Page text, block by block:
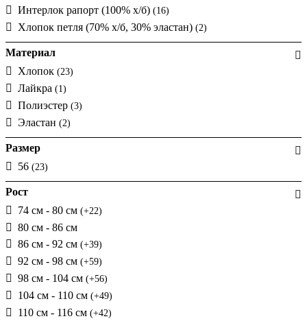
Интерлок рапорт (100% х/б) (16)
Хлопок петля (70% х/б, 30% эластан) (2)
Материал
Хлопок (23)
Лайкра (1)
Полиэстер (3)
Эластан (2)
Размер
56 (23)
Рост
74 см - 80 см (+22)
80 см - 86 см
86 см - 92 см (+39)
92 см - 98 см (+59)
98 см - 104 см (+56)
104 см - 110 см (+49)
110 см - 116 см (+42)